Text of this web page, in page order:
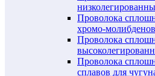
Проволока
хромо-
Проволока
Проволока
сплавов для